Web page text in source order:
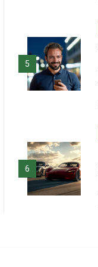
5
6